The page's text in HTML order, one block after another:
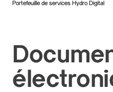
Portefeuille de services Hydro Digital